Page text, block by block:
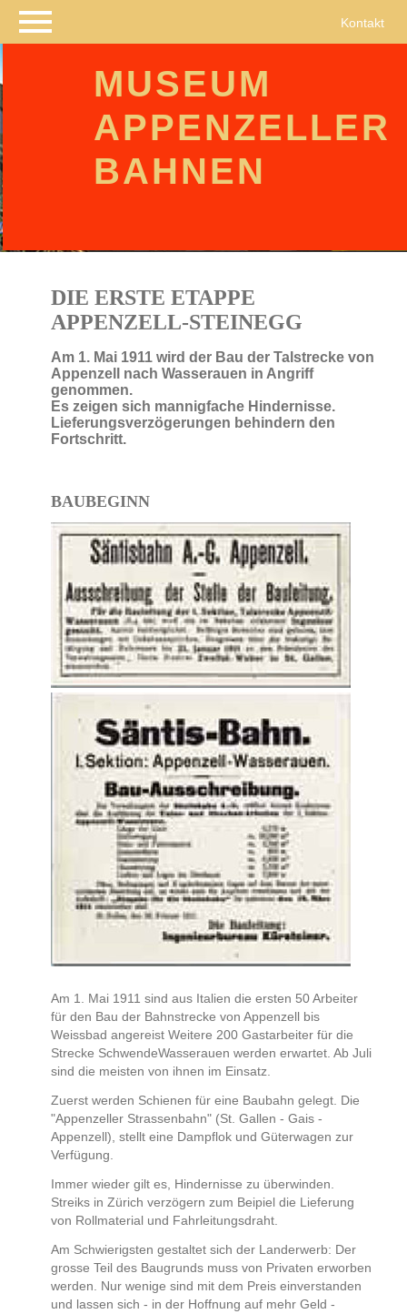
Navigation
überspringen
Kontakt
MUSEUM
APPENZELLER
BAHNEN
DIE ERSTE ETAPPE
APPENZELL-STEINEGG
Am 1. Mai 1911 wird der Bau der Talstrecke von
Appenzell nach Wasserauen in Angriff
genommen.
Es zeigen sich mannigfache Hindernisse.
Lieferungsverzögerungen behindern den
Fortschritt.
BAUBEGINN
Am 1. Mai 1911 sind aus Italien die ersten 50 Arbeiter
für den Bau der Bahnstrecke von Appenzell bis
Weissbad angereist Weitere 200 Gastarbeiter für die
Strecke SchwendeWasserauen werden erwartet. Ab Juli
sind die meisten von ihnen im Einsatz.
Zuerst werden Schienen für eine Baubahn gelegt. Die
"Appenzeller Strassenbahn" (St. Gallen - Gais -
Appenzell), stellt eine Dampflok und Güterwagen zur
Verfügung.
Immer wieder gilt es, Hindernisse zu überwinden.
Streiks in Zürich verzögern zum Beipiel die Lieferung
von Rollmaterial und Fahrleitungsdraht.
Am Schwierigsten gestaltet sich der Landerwerb: Der
grosse Teil des Baugrunds muss von Privaten erworben
werden. Nur wenige sind mit dem Preis einverstanden
und lassen sich - in der Hoffnung auf mehr Geld -